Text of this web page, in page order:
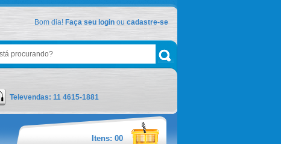
Bom dia! Faça seu login ou cadastre-se
Televendas: 11 4615-1881
Itens: 00